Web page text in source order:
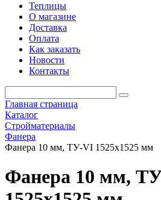
Теплицы
О магазине
Доставка
Оплата
Как заказать
Новости
Контакты
Главная страница
Каталог
Стройматериалы
Фанера
Фанера 10 мм, ТУ-VI 1525х1525 мм
Фанера 10 мм,